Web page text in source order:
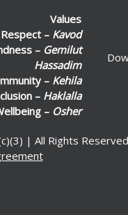
Values
Respect – Kavod
– Gemilut
Hassadim
– Kehila
– Haklalla
– Osher
| All Rights Reserved